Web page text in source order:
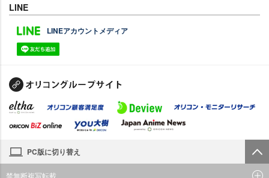
LINE
LINEアカウントメディア
PC版に切り替え
禁無断複写転載